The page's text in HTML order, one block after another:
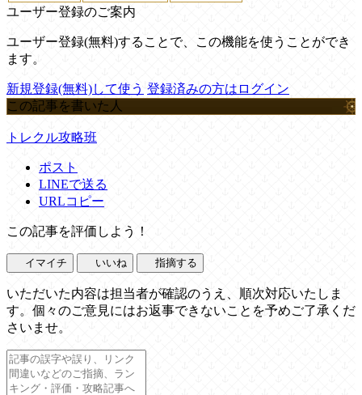
ユーザー登録のご案内
ユーザー登録(無料)することで、この機能を使うことができ
ます。
新規登録(無料)して使う 登録済みの方はログイン
この記事を書いた人
トレクル攻略班
ポスト
LINEで送る
URLコピー
この記事を評価しよう！
イマイチ いいね 指摘する
いただいた内容は担当者が確認のうえ、順次対応いたしま
す。個々のご意見にはお返事できないことを予めご了承くだ
さいませ。